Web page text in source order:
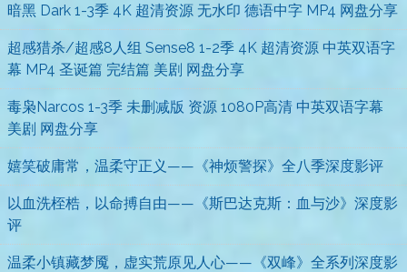
暗黑 Dark 1-3季 4K 超清资源 无水印 德语中字 MP4 网盘分享
超感猎杀/超感8人组 Sense8 1-2季 4K 超清资源 中英双语字
幕 MP4 圣诞篇 完结篇 美剧 网盘分享
毒枭Narcos 1-3季 未删减版 资源 1080P高清 中英双语字幕
美剧 网盘分享
嬉笑破庸常，温柔守正义——《神烦警探》全八季深度影评
以血洗桎梏，以命搏自由——《斯巴达克斯：血与沙》深度影
评
温柔小镇藏梦魇，虚实荒原见人心——《双峰》全系列深度影